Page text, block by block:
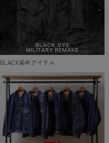
BLACK染めアイテム